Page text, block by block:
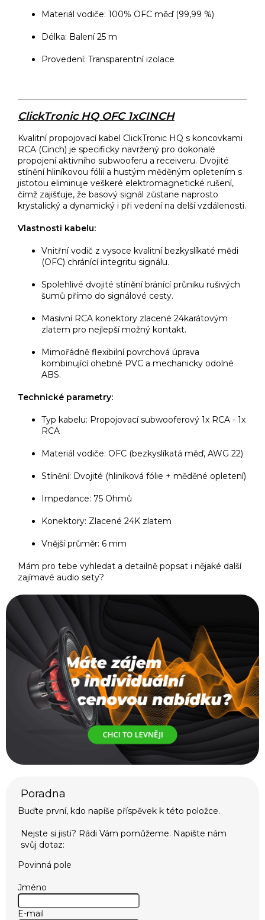
Materiál vodiče: 100% OFC měď (99,99 %)
Délka: Balení 25 m
Provedení: Transparentní izolace
ClickTronic HQ OFC 1xCINCH
Kvalitní propojovací kabel ClickTronic HQ s koncovkami
RCA (Cinch) je specificky navržený pro dokonalé
propojení aktivního subwooferu a receiveru. Dvojité
stínění hliníkovou fólií a hustým měděným opletením s
jistotou eliminuje veškeré elektromagnetické rušení,
čímž zajišťuje, že basový signál zůstane naprosto
krystalický a dynamický i při vedení na delší vzdálenosti.
Vlastnosti kabelu:
Vnitřní vodič z vysoce kvalitní bezkyslíkaté mědi
(OFC) chránící integritu signálu.
Spolehlivé dvojité stínění bránící průniku rušivých
šumů přímo do signálové cesty.
Masivní RCA konektory zlacené 24karátovým
zlatem pro nejlepší možný kontakt.
Mimořádně flexibilní povrchová úprava
kombinující ohebné PVC a mechanicky odolné
ABS.
Technické parametry:
Typ kabelu: Propojovací subwooferový 1x RCA - 1x
RCA
Materiál vodiče: OFC (bezkyslíkatá měď, AWG 22)
Stínění: Dvojité (hliníková fólie + měděné opletení)
Impedance: 75 Ohmů
Konektory: Zlacené 24K zlatem
Vnější průměr: 6 mm
Mám pro tebe vyhledat a detailně popsat i nějaké další
zajímavé audio sety?
Buďte první, kdo napíše příspěvek k této položce.
Povinná pole
Jméno
E-mail